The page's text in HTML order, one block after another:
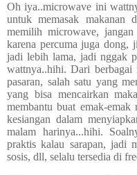
Oh iya..microwave ini
untuk memasak makanan
memilih microwave,
karena percuma juga dong,
jadi lebih lama, jadi nggak
wattnya..hihi. Dari
pasaran, salah satu yang
yang bisa mencairkan
membantu buat emak-
kesiangan dalam
malam harinya...hihi.
praktis kalau sarapan, jadi
sosis, dll, selalu tersedia di